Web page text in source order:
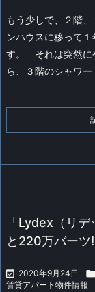
もう少しで、２階
ンハウスに移って
す。
それは突然
ら、３階のシャワ
「Lydex（リ
と220万バーツ
 2020年9月24日 
賃貸アパート物件情報